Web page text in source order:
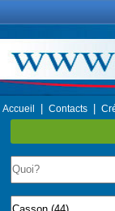
Accueil Contacts